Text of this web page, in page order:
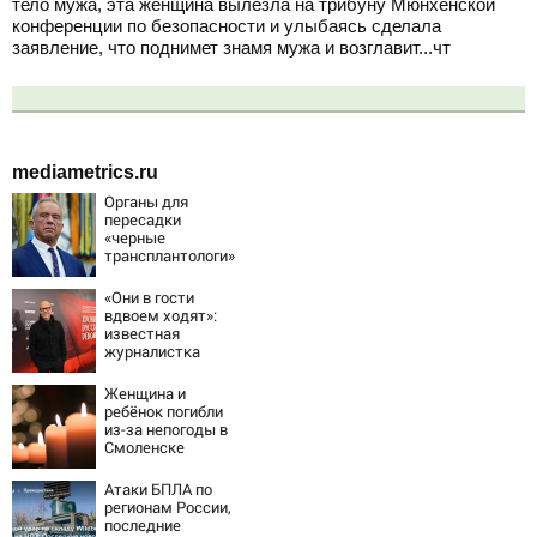
конференции по безопасности и улыбаясь сделала
заявление, что поднимет знамя мужа и возглавит...чт
mediametrics.ru
Органы для
пересадки
«черные
трансплантологи»
живых пациентов
«Они в гости
вдвоем ходят»:
известная
журналистка
роман
Бондарчука и
Исаковой
Женщина и
ребёнок погибли
из-за непогоды в
Смоленске
Атаки БПЛА по
регионам России,
последние